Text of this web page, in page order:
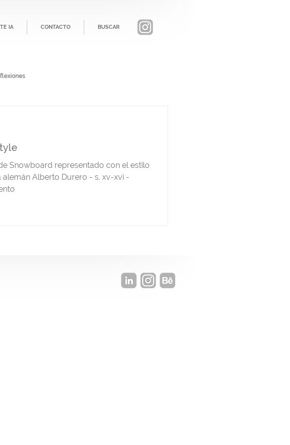
IA CONTACTO BUSCAR
Snowboard representado con el estilo
alemán Alberto Durero - s. xv-xvi -